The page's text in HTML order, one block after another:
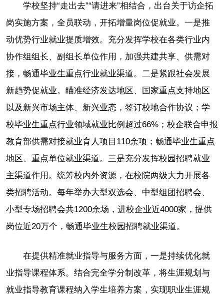
学校坚持“走出去”“请进来”相结合，出台关于访企拓
岗实施方案，全员联动，开拓增量岗位促就业。一是推
动优势行业就业提质增效。充分发挥学校在各类行业内
协作组组长、副组长单位作用，加强共建共享、供需对
接，畅通毕业生重点行业就业渠道。二是紧跟社会发展
新趋势促就业。瞄准经济发达地区、国家重点支持地区
以及新兴市场主体、新兴业态，签订校地合作协议；学
校毕业生重点行业领域就业比例超过66%；校企联合申报
教育部供需对接就业育人项目110余项；畅通毕业生重点
地区、重点单位就业渠道。三是充分发挥校园招聘就业
主渠道作用。统筹校内外资源，在校院两级大力开展各
类招聘活动。每年举办大型双选会、中型组团招聘会、
小型专场招聘会共1200余场，进校企业近4000家，提供
岗位近20万个，畅通毕业生校园招聘就业渠道。
在提供精准就业指导与服务方面，一是持续优化就
业指导课程体系。结合完全学分制改革，将生涯规划与
就业指导教育课程纳入学生培养方案，实现职业生涯规